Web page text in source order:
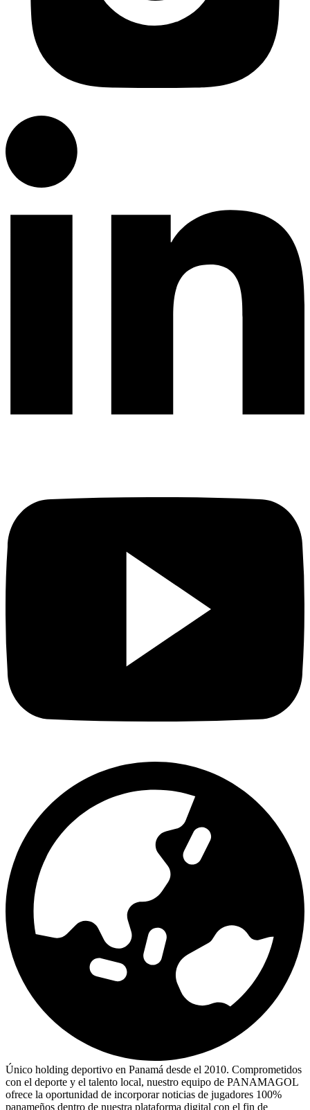
Único holding deportivo en Panamá desde el 2010. Comprometidos
con el deporte y el talento local, nuestro equipo de PANAMAGOL
ofrece la oportunidad de incorporar noticias de jugadores 100%
panameños dentro de nuestra plataforma digital con el fin de